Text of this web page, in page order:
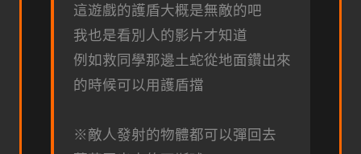
這遊戲的護盾大概是無敵的吧
我也是看別人的影片才知道
例如救同學那邊土蛇從地面鑽出來
的時候可以用護盾擋
※敵人發射的物體都可以彈回去